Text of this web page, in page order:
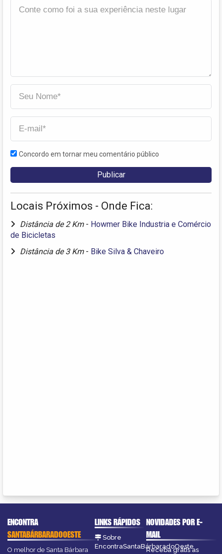
Concordo em tornar meu comentário público
Locais Próximos - Onde Fica:
Distância de 2 Km - Howmer Bike Industria e Comércio
de Bicicletas
Distância de 3 Km - Bike Silva & Chaveiro
ENCONTRA
SANTABÁRBARADOOESTE
O melhor de Santa Bárbara
LINKS RÁPIDOS
Sobre
EncontraSantaBárbaradoOeste
NOVIDADES POR E-
MAIL
Receba grátis as